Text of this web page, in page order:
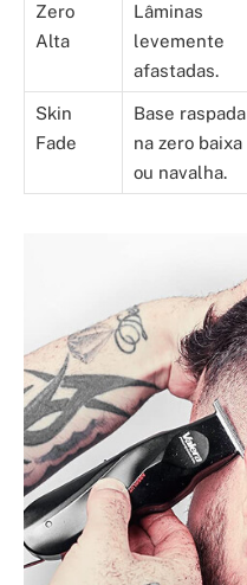
Zero
Alta
Lâminas
levemente
afastadas.
Skin
Fade
Base raspada
na zero baixa
ou navalha.